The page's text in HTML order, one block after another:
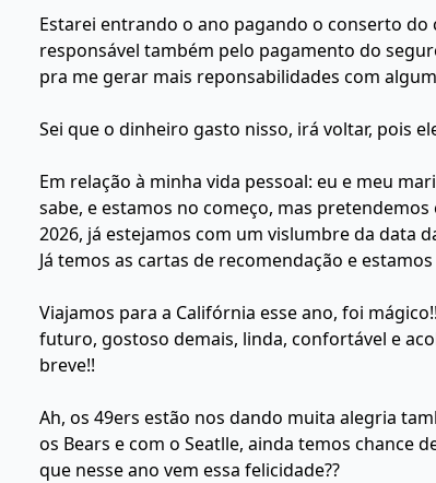
Estarei entrando o ano pagando o conserto
responsável também pelo pagamento do
pra me gerar mais reponsabilidades com
Sei que o dinheiro gasto nisso, irá voltar, pois
Em relação à minha vida pessoal: eu e meu
sabe, e estamos no começo, mas
2026, já estejamos com um vislumbre da data
Já temos as cartas de recomendação e
Viajamos para a Califórnia esse ano, foi
futuro, gostoso demais, linda, confortável e
breve!!
Ah, os 49ers estão nos dando muita alegria
os Bears e com o Seatlle, ainda temos chance
que nesse ano vem essa felicidade??